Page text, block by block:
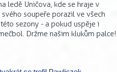
ledě Uničova, kde se hraje v
soupeře porazil ve všech
sezony - a pokud uspěje i
Držme našim klukům palce!